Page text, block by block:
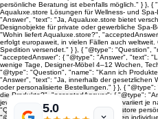
persönliche Beratung ist ebenfalls möglich." } },
Aqualuxe.store Lösungen für Wellness- und
"Answer", "text": "Ja, Aqualuxe.store bietet
Designobjekte für private oder gewerbliche Spa-
"Wohin liefert Aqualuxe.store?",
erfolgt europaweit, in vielen Fällen auch
Spedition versendet." } }, { "@type": "Question",
"acceptedAnswer": { "@type": "Answer", "text":
wenige Tage, Designer-Möbel 4–12 Wochen,
"@type": "Question", "name": "Kann ich
"Answer", "text": "Ja, innerhalb der gesetzlichen
oder personalisierte Bestellungen." } }, {
die Produkte?", "acceptedAnswer": { "@type":
jeweilige Herstellergarantie. Die Dauer variiert je
"Question", "name": "Bietet Aqualuxe.store
"@type": "Answer", "text": "Ja, wir bieten
5.0